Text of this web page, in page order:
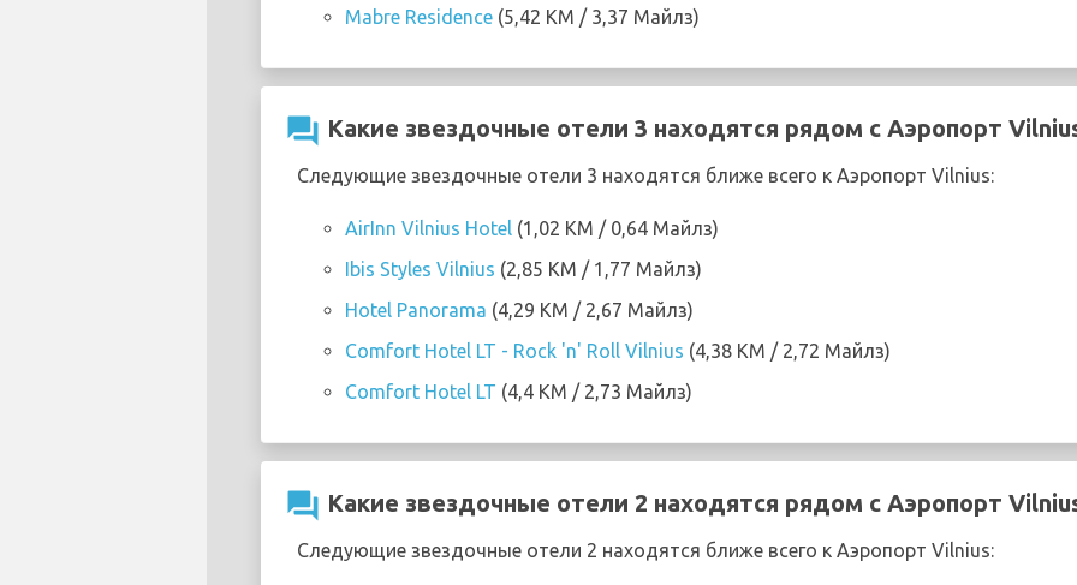
Mabre Residence (5,42 KM / 3,37 Майлз)
question_answer Какие звездочные отели 3 находятся рядом с Аэропорт
Следующие звездочные отели 3 находятся ближе всего к Аэропорт Vilnius:
AirInn Vilnius Hotel (1,02 KM / 0,64 Майлз)
Ibis Styles Vilnius (2,85 KM / 1,77 Майлз)
Hotel Panorama (4,29 KM / 2,67 Майлз)
Comfort Hotel LT - Rock 'n' Roll Vilnius (4,38 KM / 2,72 Майлз)
Comfort Hotel LT (4,4 KM / 2,73 Майлз)
question_answer Какие звездочные отели 2 находятся рядом с Аэропорт
Следующие звездочные отели 2 находятся ближе всего к Аэропорт Vilnius: